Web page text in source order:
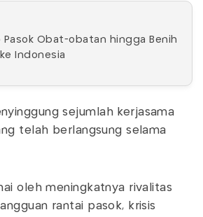
Pasok Obat-obatan hingga Benih
Indonesia
sejumlah kerjasama
telah berlangsung selama
oleh meningkatnya rivalitas
rantai pasok, krisis